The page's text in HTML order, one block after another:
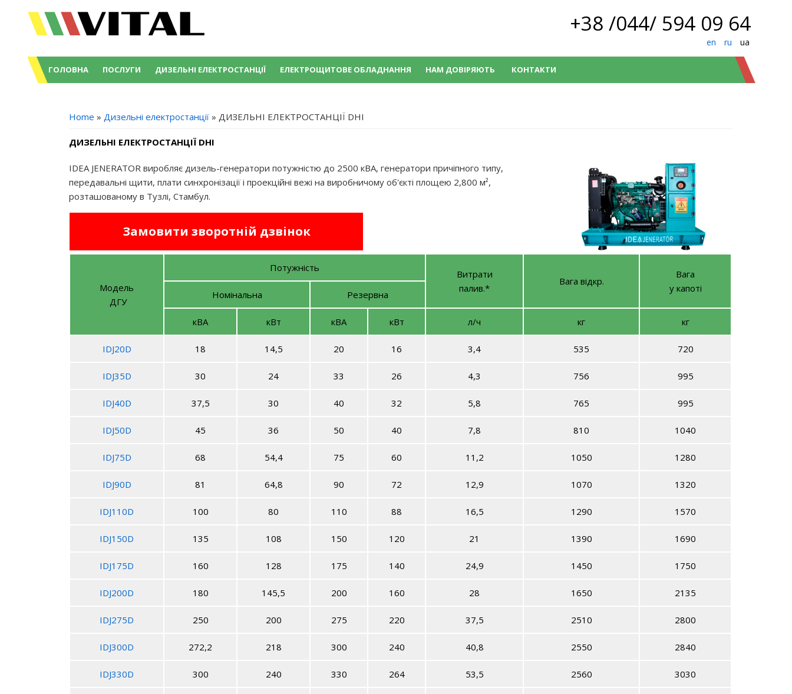
+38 /044/ 594 09 64
en ru ua
ГОЛОВНА ПОСЛУГИ ДИЗЕЛЬНІ ЕЛЕКТРОСТАНЦІЇ ЕЛЕКТРОЩИТОВЕ ОБЛАДНАННЯ НАМ ДОВІРЯЮТЬ КОНТАКТИ
YOU ARE HERE
Home » Дизельні електростанції » ДИЗЕЛЬНІ ЕЛЕКТРОСТАНЦІЇ DHI
ДИЗЕЛЬНІ ЕЛЕКТРОСТАНЦІЇ DHI
IDEA JENERATOR виробляє дизель-генератори потужністю до 2500 кВА, генератори причіпного типу,
передавальні щити, плати синхронізації і проекційні вежі на виробничому об'єкті площею 2,800 м²,
розташованому в Тузлі, Стамбул.
Замовити зворотній дзвінок
Модель
ДГУ
Потужність
Витрати
палив.*
Вага відкр.
Вага
у капоті
Номінальна Резервна
кВА кВт кВА кВт л/ч кг кг
IDJ20D 18 14,5 20 16 3,4 535 720
IDJ35D 30 24 33 26 4,3 756 995
IDJ40D 37,5 30 40 32 5,8 765 995
IDJ50D 45 36 50 40 7,8 810 1040
IDJ75D 68 54,4 75 60 11,2 1050 1280
IDJ90D 81 64,8 90 72 12,9 1070 1320
IDJ110D 100 80 110 88 16,5 1290 1570
IDJ150D 135 108 150 120 21 1390 1690
IDJ175D 160 128 175 140 24,9 1450 1750
IDJ200D 180 145,5 200 160 28 1650 2135
IDJ275D 250 200 275 220 37,5 2510 2800
IDJ300D 272,2 218 300 240 40,8 2550 2840
IDJ330D 300 240 330 264 53,5 2560 3030